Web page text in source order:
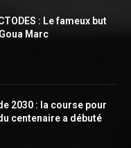
: Le fameux but
Marc
2030 : la course pour
centenaire a débuté